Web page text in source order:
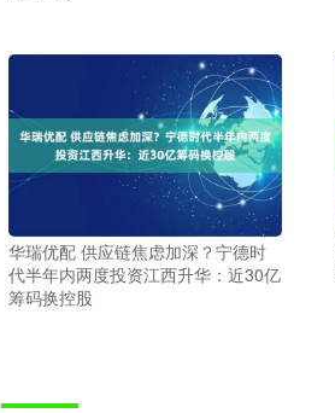
华瑞优配 供应链焦虑加深？宁德时
代半年内两度投资江西升华：近30亿
筹码换控股